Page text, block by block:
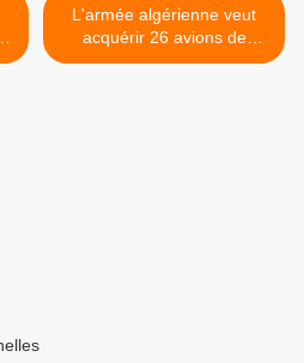
L'armée algérienne veut
acquérir 26 avions de
transport auprès des russes